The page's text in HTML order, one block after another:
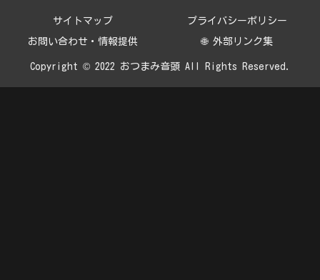
サイトマップ プライバシーポリシー
お問い合わせ・情報提供 🌐 外部リンク集
Copyright © 2022 おつまみ音頭 All Rights Reserved.